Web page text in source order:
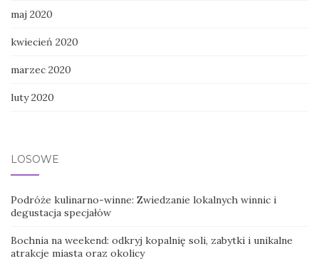
maj 2020
kwiecień 2020
marzec 2020
luty 2020
LOSOWE
Podróże kulinarno-winne: Zwiedzanie lokalnych winnic i
degustacja specjałów
Bochnia na weekend: odkryj kopalnię soli, zabytki i unikalne
atrakcje miasta oraz okolicy